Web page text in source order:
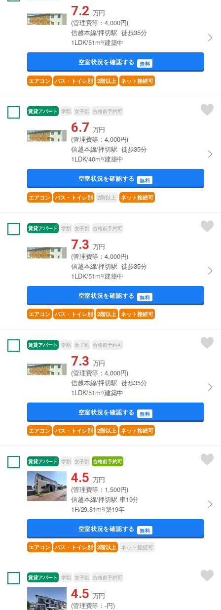
7.2 万円
(管理費等：4,000円)
信越本線/押切駅 徒歩35分
1LDK/51m²/建築中
空室状況を確認する 無料
エアコン バス・トイレ別 2階以上 ネット接続可
賃貸アパート 学割 女子割 合格前予約可
6.7 万円
(管理費等：4,000円)
信越本線/押切駅 徒歩35分
1LDK/40m²/建築中
空室状況を確認する 無料
エアコン バス・トイレ別 2階以上 ネット接続可
賃貸アパート 学割 女子割 合格前予約可
7.3 万円
(管理費等：4,000円)
信越本線/押切駅 徒歩35分
1LDK/51m²/建築中
空室状況を確認する 無料
エアコン バス・トイレ別 2階以上 ネット接続可
賃貸アパート 学割 女子割 合格前予約可
7.3 万円
(管理費等：4,000円)
信越本線/押切駅 徒歩35分
1LDK/51m²/建築中
空室状況を確認する 無料
エアコン バス・トイレ別 2階以上 ネット接続可
賃貸アパート 学割 女子割 合格前予約可
4.5 万円
(管理費等：1,500円)
信越本線/押切駅 車19分
1R/29.81m²/築19年
空室状況を確認する 無料
エアコン バス・トイレ別 2階以上 ネット接続可
賃貸アパート 学割 女子割 合格前予約可
4.5 万円
(管理費等：-円)